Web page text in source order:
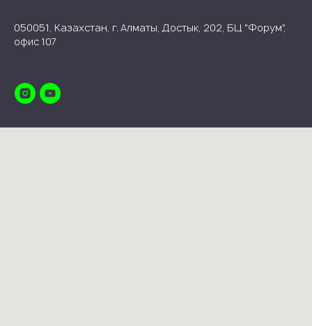
050051, Казахстан, г. Алматы, Достык, 202, БЦ "Форум",
офис 107